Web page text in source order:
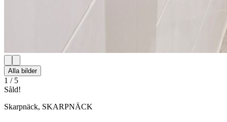
Alla bilder
1 / 5
Såld!
Skarpnäck, SKARPNÄCK